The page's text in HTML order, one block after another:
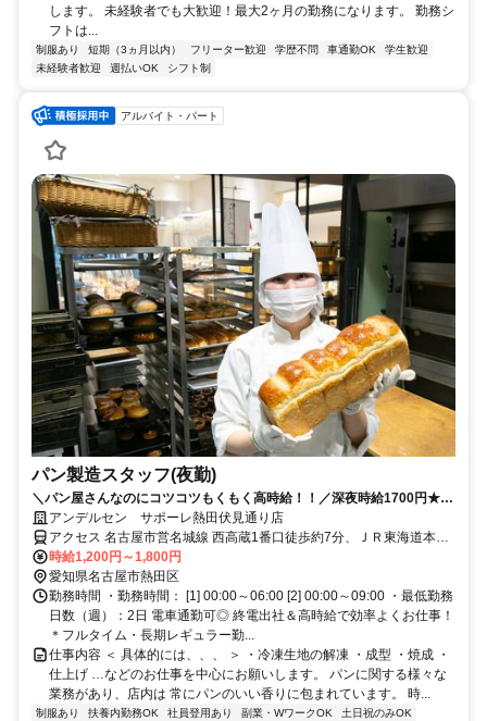
します。 未経験者でも大歓迎！最大2ヶ月の勤務になります。 勤務シ
フトは...
制服あり 短期（3ヵ月以内） フリーター歓迎 学歴不問 車通勤OK
学生歓迎
未経験者歓迎
週払いOK シフト制
アルバイト・パート
パン製造スタッフ(夜勤)
＼パン屋さんなのにコツコツもくもく高時給！！／深夜時給1700円★土
日加給あり／週2日～！パンの製造スタッフ／高時給で効率よく稼げま
す＜経験者積極採用中＞
アンデルセン サポーレ熱田伏見通り店
アクセス 名古屋市営名城線 西高蔵1番口徒歩約7分、ＪＲ東海道本線
金山（愛知県）南口徒歩約12分、ＪＲ中央本線 金山（愛知県）南口
徒歩約12分
時給1,200円～1,800円
愛知県名古屋市熱田区
勤務時間 ・勤務時間： [1] 00:00～06:00 [2] 00:00～09:00 ・最低勤務
日数（週）：2日 電車通勤可◎ 終電出社＆高時給で効率よくお仕事！
＊フルタイム・長期レギュラー勤...
仕事内容 ＜ 具体的には、、、 ＞ ・冷凍生地の解凍 ・成型 ・焼成 ・
仕上げ …などのお仕事を中心にお願いします。 パンに関する様々な
業務があり、店内は 常にパンのいい香りに包まれています。 時...
制服あり 扶養内勤務OK 社員登用あり 副業・WワークOK
土日祝のみOK